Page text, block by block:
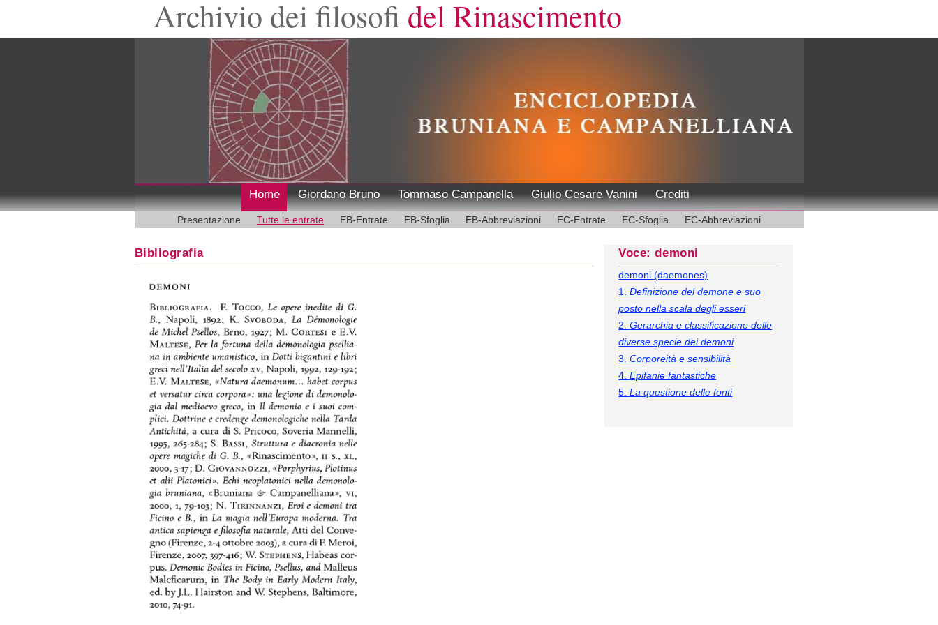
Archivio dei filosofi del Rinascimento
Home Giordano Bruno Tommaso Campanella Giulio Cesare Vanini Crediti
Presentazione Tutte le entrate EB-Entrate EB-Sfoglia EB-Abbreviazioni EC-Entrate EC-Sfoglia EC-Abbreviazioni
Bibliografia Voce: demoni
demoni (daemones)
1.Definizione del demone e suo
posto nella scala degli esseri
2.Gerarchia e classificazione delle
diverse specie dei demoni
3.Corporeità e sensibilità
4.Epifanie fantastiche
5.La questione delle fonti